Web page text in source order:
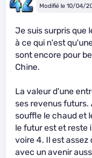
Modifié le 10/04/
Je suis surpris que
à ce qui n'est
sont encore pour
Chine.
La valeur d'une
ses revenus futurs.
souffle le chaud et
le futur est et reste
voire 4. Il est assez
avec un avenir